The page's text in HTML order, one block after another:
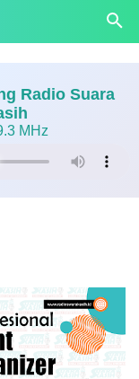
Radio Suara
MHz